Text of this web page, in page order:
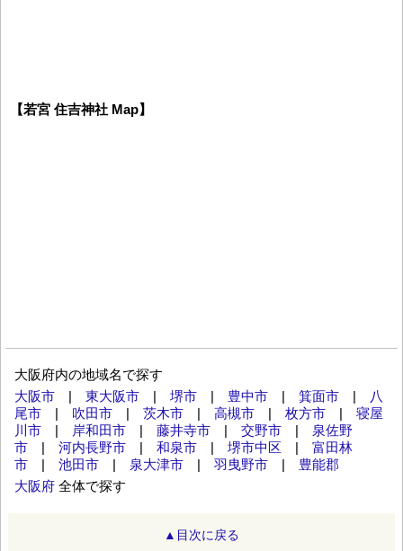
【若宮 住吉神社 Map】
大阪府内の地域名で探す
大阪市
東大阪市 堺市 豊中市 箕面市
八
尾市
吹田市 茨木市 高槻市 枚方市
寝屋
川市
岸和田市 藤井寺市 交野市
泉佐野
市
河内長野市 和泉市 堺市中区
富田林
市
池田市 泉大津市 羽曳野市
豊能郡
大阪府 全体で探す
▲目次に戻る